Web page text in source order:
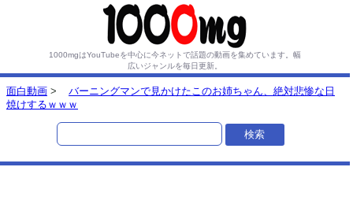
1000mgはYouTubeを中心に今ネットで話題の動画を集めています。 幅
広いジャンルを毎日更新。
面白動画 >
バーニングマンで見かけたこのお姉ちゃん、絶対悲惨な日
焼けするｗｗｗ